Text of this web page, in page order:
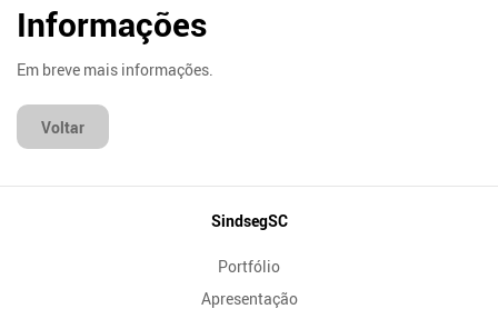
Informações
Em breve mais informações.
Voltar
SindsegSC
Portfólio
Apresentação